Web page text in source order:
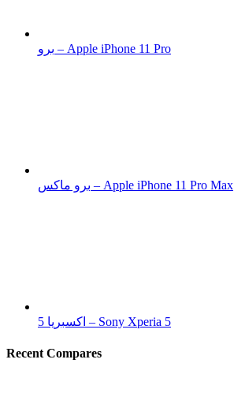
برو – Apple iPhone 11 Pro
برو ماكس – Apple iPhone 11 Pro Max
اكسبريا 5 – Sony Xperia 5
Recent Compares